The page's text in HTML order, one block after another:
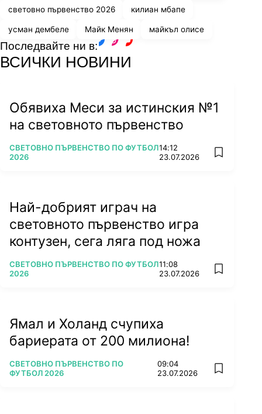
световно първенство 2026 килиан мбапе
усман дембеле Майк Менян майкъл олисе
Последвайте ни в:
ВСИЧКИ НОВИНИ
Обявиха Меси за истинския №1
на световното първенство
ПОВЕЧЕ ОТ
СВЕТОВНО ПЪРВЕНСТВО ПО ФУТБОЛ
2026
14:12
23.07.2026
add
Най-добрият играч на
световното първенство игра
контузен, сега ляга под ножа
ПОВЕЧЕ ОТ
СВЕТОВНО ПЪРВЕНСТВО ПО ФУТБОЛ
2026
11:08
23.07.2026
add
Ямал и Холанд счупиха
бариерата от 200 милиона!
ПОВЕЧЕ ОТ
СВЕТОВНО ПЪРВЕНСТВО ПО
ФУТБОЛ 2026
09:04
23.07.2026
add